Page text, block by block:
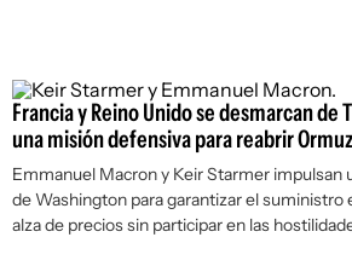
Francia y Reino Unido se desmarcan de
una misión defensiva para reabrir Ormuz
Emmanuel Macron y Keir Starmer impulsan
de Washington para garantizar el suministro
alza de precios sin participar en las